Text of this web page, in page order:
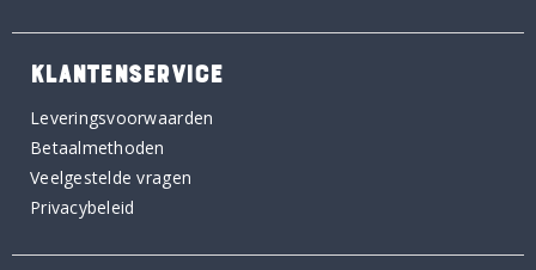
KLANTENSERVICE
Leveringsvoorwaarden
Betaalmethoden
Veelgestelde vragen
Privacybeleid